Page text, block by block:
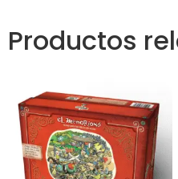
Productos